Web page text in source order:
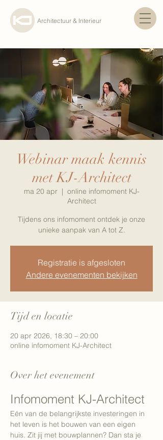
Architectuur & Interieur
Webinar maak kennis
met KJ-Architect
ma 20 apr
  |
online infomoment KJ-
Architect
Tijdens ons infomoment ontdek je onze
unieke aanpak van A tot Z.
Registratie is afgesloten
Andere evenementen bekijken
Tijd en locatie
20 apr 2026, 18:30 – 20:00
online infomoment KJ-Architect
Over het evenement
Infomoment KJ-Architect
Eén van de belangrijkste investeringen in
het leven is het bouwen van een eigen
huis. Zit jij met bouwplannen? Dan sta je